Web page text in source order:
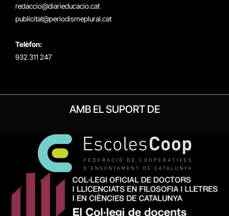
redaccio@diarieducacio.cat
publicitat@periodismeplural.cat
Telèfon:
932 311 247
AMB EL SUPORT DE